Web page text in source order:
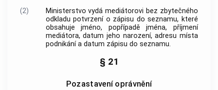
(2)
Ministerstvo vydá mediátorovi bez zbytečného
odkladu potvrzení o zápisu doseznamu, které
obsahuje jméno, popřípadě jména, příjmení
mediátora, datum jeho narození, adresu místa
podnikání a datum zápisu do seznamu.
§ 21
Pozastavení oprávnění